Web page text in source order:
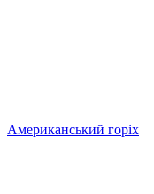
Американський горіх